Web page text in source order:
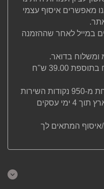
מאפשרים איסוף עצמי
במייל לאחר שההזמנה
ומשלוח בדואר.
ניתן לקבל משלוחים עם שליח בתוספת 39.00 ש"ח
ניתן לאסוף משלוחים גם באחת מ-950 נקודות השירות
של צ'יטה שופס בכל רחבי הארץ תוך 4 ימי עסקים
איסוף המתאים לך